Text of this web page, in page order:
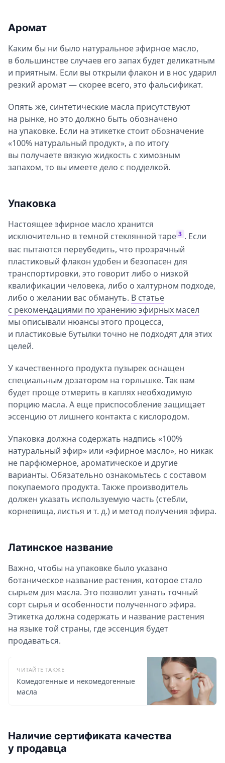
Аромат
Каким бы ни было натуральное эфирное масло,
в большинстве случаев его запах будет деликатным
и приятным. Если вы открыли флакон и в нос ударил
резкий аромат — скорее всего, это фальсификат.
Опять же, синтетические масла присутствуют
на рынке, но это должно быть обозначено
на упаковке. Если на этикетке стоит обозначение
«100% натуральный продукт», а по итогу
вы получаете вязкую жидкость с химозным
запахом, то вы имеете дело с подделкой.
Упаковка
Настоящее эфирное масло хранится
исключительно в темной стеклянной таре 3 . Если
вас пытаются переубедить, что прозрачный
пластиковый флакон удобен и безопасен для
транспортировки, это говорит либо о низкой
квалификации человека, либо о халтурном подходе,
либо о желании вас обмануть. В статье
с рекомендациями по хранению эфирных масел
мы описывали нюансы этого процесса,
и пластиковые бутылки точно не подходят для этих
целей.
У качественного продукта пузырек оснащен
специальным дозатором на горлышке. Так вам
будет проще отмерить в каплях необходимую
порцию масла. А еще приспособление защищает
эссенцию от лишнего контакта с кислородом.
Упаковка должна содержать надпись «100%
натуральный эфир» или «эфирное масло», но никак
не парфюмерное, ароматическое и другие
варианты. Обязательно ознакомьтесь с составом
покупаемого продукта. Также производитель
должен указать используемую часть (стебли,
корневища, листья и т. д.) и метод получения эфира.
Латинское название
Важно, чтобы на упаковке было указано
ботаническое название растения, которое стало
сырьем для масла. Это позволит узнать точный
сорт сырья и особенности полученного эфира.
Этикетка должна содержать и название растения
на языке той страны, где эссенция будет
продаваться.
ЧИТАЙТЕ ТАКЖЕ
Комедогенные и некомедогенные
масла
Наличие сертификата качества
у продавца